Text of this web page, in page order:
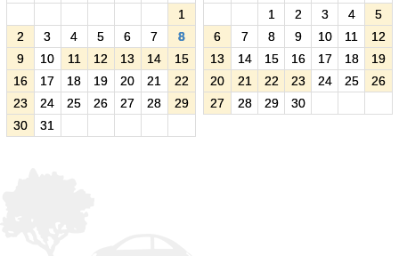
1
2
3 4 5 6 7
8
9
10 11 12 13 14
15
16
17 18 19 20 21
22
23
24 25 26 27 28
29
30
31
1
2 3 4
5
6
7 8 9 10 11
12
13
14 15 16 17 18
19
20
21 22 23 24 25
26
27
28 29 30